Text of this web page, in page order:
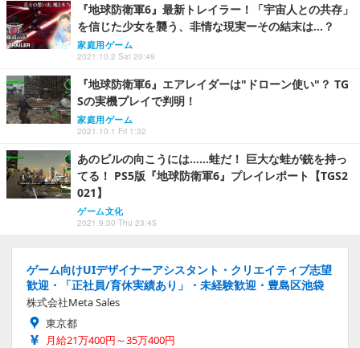
『地球防衛軍6』最新トレイラー！「宇宙人との共存」
を信じた少女を襲う、非情な現実ーその結末は…？
家庭用ゲーム
2021.10.2 Sat 20:49
『地球防衛軍6』エアレイダーは"ドローン使い"？ TG
Sの実機プレイで判明！
家庭用ゲーム
2021.10.1 Fri 1:32
あのビルの向こうには……蛙だ！ 巨大な蛙が銃を持っ
てる！ PS5版『地球防衛軍6』プレイレポート【TGS2
021】
ゲーム文化
2021.9.30 Thu 23:45
ゲーム向けUIデザイナーアシスタント・クリエイティブ志望
歓迎・「正社員/育休実績あり」・未経験歓迎・豊島区池袋
株式会社Meta Sales
東京都
月給21万400円～35万400円